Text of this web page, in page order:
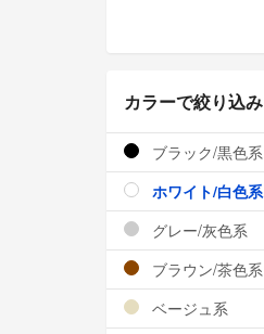
カラーで絞り込み
ブラック/黒色系
ホワイト/白色系
グレー/灰色系
ブラウン/茶色系
ベージュ系